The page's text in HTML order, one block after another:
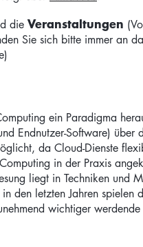
die Veranstaltungen
Sie sich bitte immer an
ein Paradigma
Endnutzer-Software)
da Cloud-Dienste
in der Praxis
liegt in Techniken und
den letzten Jahren spielen
wichtiger